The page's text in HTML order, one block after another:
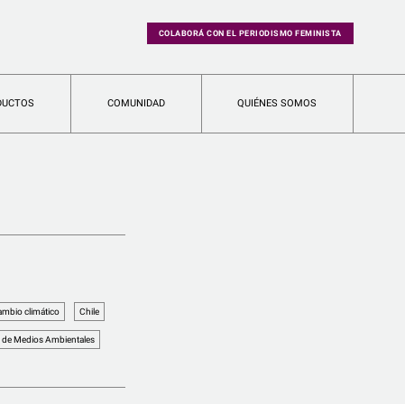
COLABORÁ CON EL PERIODISMO FEMINISTA
COMUNIDAD QUIÉNES SOMOS
climático Chile
de Medios Ambientales